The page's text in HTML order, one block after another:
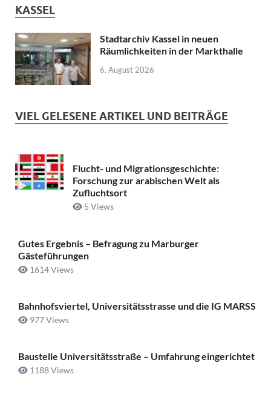
KASSEL
Stadtarchiv Kassel in neuen
Räumlichkeiten in der Markthalle
6. August 2026
VIEL GELESENE ARTIKEL UND BEITRÄGE
Flucht- und Migrationsgeschichte:
Forschung zur arabischen Welt als
Zufluchtsort
5 Views
Gutes Ergebnis – Befragung zu Marburger
Gästeführungen
1614 Views
Bahnhofsviertel, Universitätsstrasse und die IG MARSS
977 Views
Baustelle Universitätsstraße ­– Umfahrung eingerichtet
1188 Views